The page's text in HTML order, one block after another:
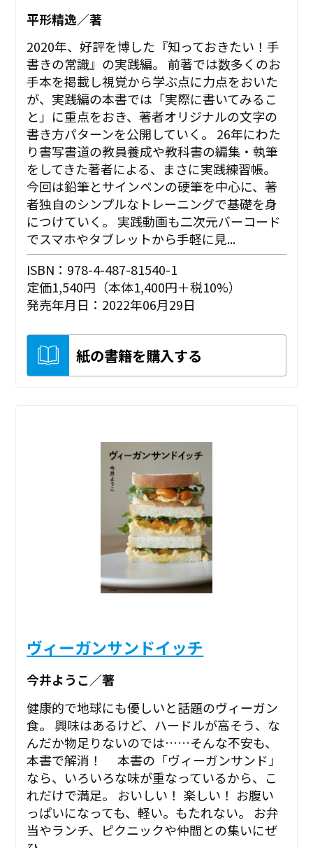
平形精逸／著
2020年、好評を博した『知っておきたい！手
書きの常識』の実践編。 前著では数多くのお
手本を掲載し視覚から学ぶ点に力点をおいた
が、実践編の本書では「実際に書いてみるこ
と」に重点をおき、著者オリジナルの文字の
書き方パターンを公開していく。 26年にわた
り書写書道の教員養成や教科書の編集・執筆
をしてきた著者による、まさに実践練習帳。
今回は鉛筆とサインペンの硬筆を中心に、著
者独自のシンプルなトレーニングで基礎を身
につけていく。 実践動画も二次元バーコード
でスマホやタブレットから手軽に見...
ISBN：978-4-487-81540-1
定価1,540円（本体1,400円＋税10%）
発売年月日：2022年06月29日
紙の書籍を購入する
ヴィーガンサンドイッチ
今井ようこ／著
健康的で地球にも優しいと話題のヴィーガン
食。 興味はあるけど、ハードルが高そう、な
んだか物足りないのでは……そんな不安も、
本書で解消！ 本書の「ヴィーガンサンド」
なら、いろいろな味が重なっているから、こ
れだけで満足。 おいしい！ 楽しい！ お腹い
っぱいになっても、軽い。もたれない。 お弁
当やランチ、ピクニックや仲間との集いにぜ